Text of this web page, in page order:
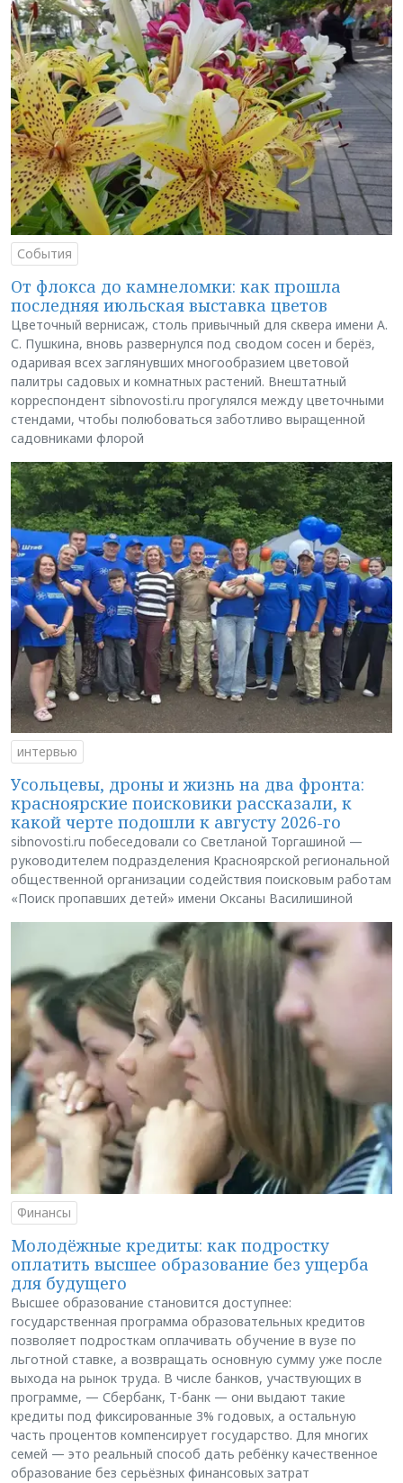
События
От флокса до камнеломки: как прошла
последняя июльская выставка цветов
Цветочный вернисаж, столь привычный для сквера имени А.
С. Пушкина, вновь развернулся под сводом сосен и берёз,
одаривая всех заглянувших многообразием цветовой
палитры садовых и комнатных растений. Внештатный
корреспондент sibnovosti.ru прогулялся между цветочными
стендами, чтобы полюбоваться заботливо выращенной
садовниками флорой
интервью
Усольцевы, дроны и жизнь на два фронта:
красноярские поисковики рассказали, к
какой черте подошли к августу 2026-го
sibnovosti.ru побеседовали со Светланой Торгашиной —
руководителем подразделения Красноярской региональной
общественной организации содействия поисковым работам
«Поиск пропавших детей» имени Оксаны Василишиной
Финансы
Молодёжные кредиты: как подростку
оплатить высшее образование без ущерба
для будущего
Высшее образование становится доступнее:
государственная программа образовательных кредитов
позволяет подросткам оплачивать обучение в вузе по
льготной ставке, а возвращать основную сумму уже после
выхода на рынок труда. В числе банков, участвующих в
программе, — Сбербанк, Т-банк — они выдают такие
кредиты под фиксированные 3% годовых, а остальную
часть процентов компенсирует государство. Для многих
семей — это реальный способ дать ребёнку качественное
образование без серьёзных финансовых затрат